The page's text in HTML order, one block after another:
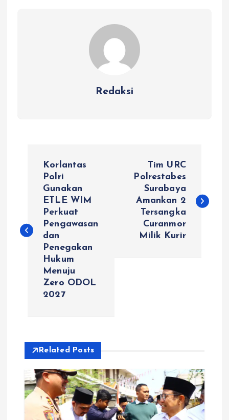
Redaksi
i
p
o
s
Korlantas
Polri
Gunakan
ETLE WIM
Perkuat
Pengawasan
dan
Penegakan
Hukum
Menuju
Zero ODOL
2027
Tim URC
Polrestabes
Surabaya
Amankan 2
Tersangka
Curanmor
Milik Kurir
Related Posts